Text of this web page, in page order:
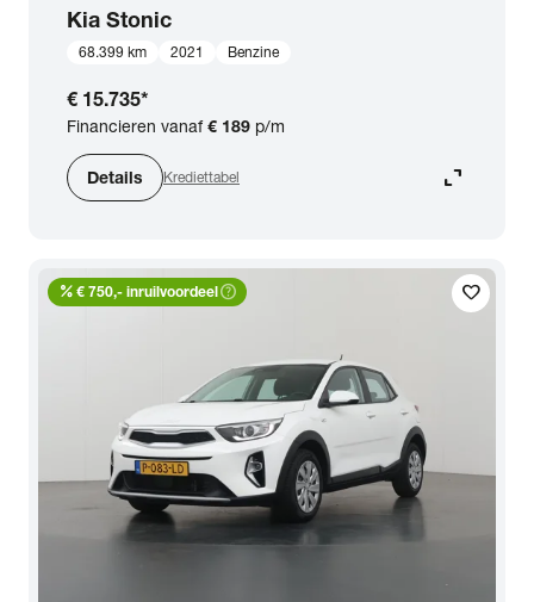
Kia Stonic
68.399 km 2021 Benzine
€ 15.735*
Financieren vanaf€ 189 p/m
Details Krediettabel expand_content
favorite
percent € 750,- inruilvoordeelhelp_outline